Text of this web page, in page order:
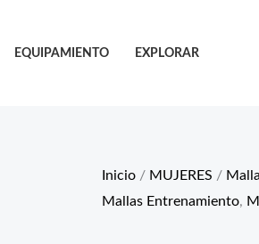
EQUIPAMIENTO EXPLORAR
Inicio / MUJERES /
Mallas Entrenamiento,